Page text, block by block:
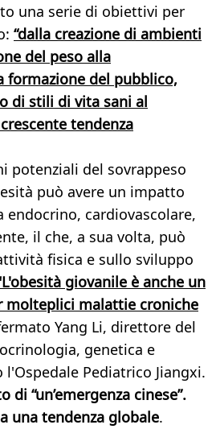
una serie di obiettivi per
“dalla creazione di ambienti
del peso alla
formazione del pubblico,
di stili di vita sani al
tendenza
potenziali del sovrappeso
può avere un impatto
endocrino, cardiovascolare,
il che, a sua volta, può
fisica e sullo sviluppo
giovanile è anche un
molteplici malattie croniche
Yang Li, direttore del
genetica e
Pediatrico Jiangxi.
“un’emergenza cinese”.
una tendenza globale.